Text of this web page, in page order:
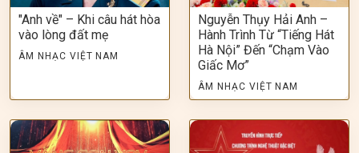
"Anh về" – Khi câu hát hòa
vào lòng đất mẹ
ÂM NHẠC VIỆT NAM
Nguyễn Thụy Hải Anh –
Hành Trình Từ “Tiếng Hát
Hà Nội” Đến “Chạm Vào
Giấc Mơ”
ÂM NHẠC VIỆT NAM